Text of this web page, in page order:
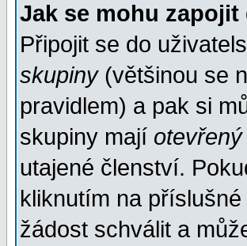
Jak se mohu
Připojit se do
skupiny(většinou se
pravidlem) a pak si
skupiny mají
utajené členství.
kliknutím na
žádost schválit a